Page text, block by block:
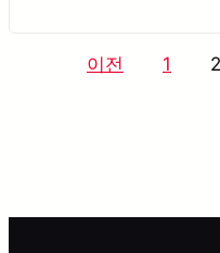
이전 1 2